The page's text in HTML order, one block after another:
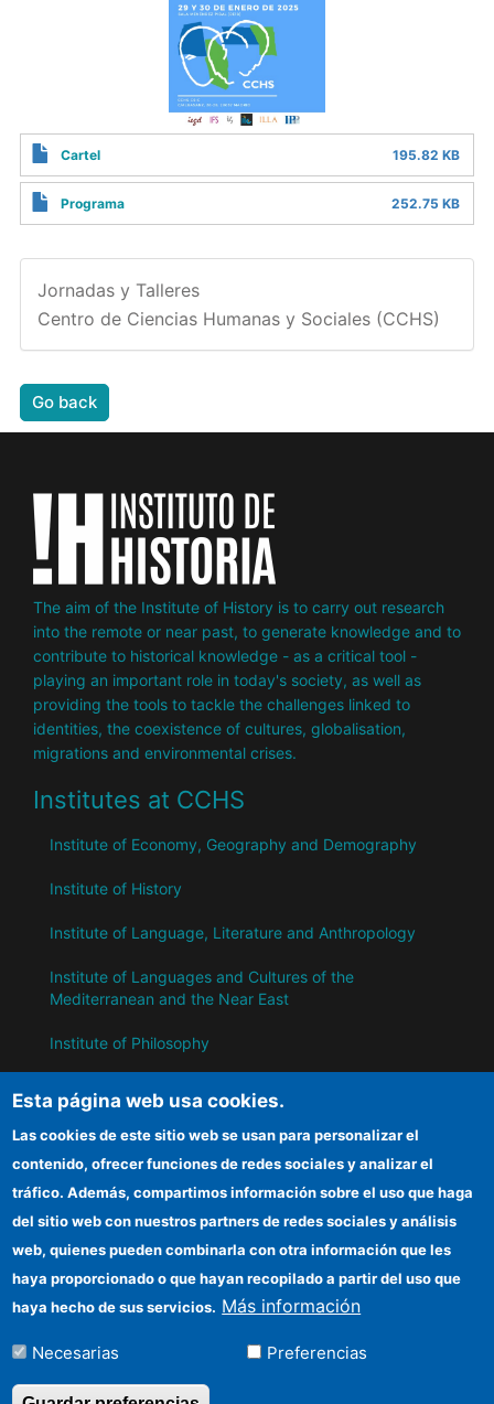
Cartel 195.82 KB
Programa 252.75 KB
Jornadas y Talleres
Centro de Ciencias Humanas y Sociales (CCHS)
Go back
The aim of the Institute of History is to carry out research
into the remote or near past, to generate knowledge and to
contribute to historical knowledge - as a critical tool -
playing an important role in today's society, as well as
providing the tools to tackle the challenges linked to
identities, the coexistence of cultures, globalisation,
migrations and environmental crises.
Institutes at CCHS
Institute of Economy, Geography and Demography
Institute of History
Institute of Language, Literature and Anthropology
Institute of Languages ​​and Cultures of the
Mediterranean and the Near East
Institute of Philosophy
IH
Information for suppliers
Funding entities
Location
Esta página web usa cookies.
Las cookies de este sitio web se usan para personalizar el
contenido, ofrecer funciones de redes sociales y analizar el
tráfico. Además, compartimos información sobre el uso que haga
del sitio web con nuestros partners de redes sociales y análisis
web, quienes pueden combinarla con otra información que les
haya proporcionado o que hayan recopilado a partir del uso que
haya hecho de sus servicios. Más información
Necesarias Preferencias